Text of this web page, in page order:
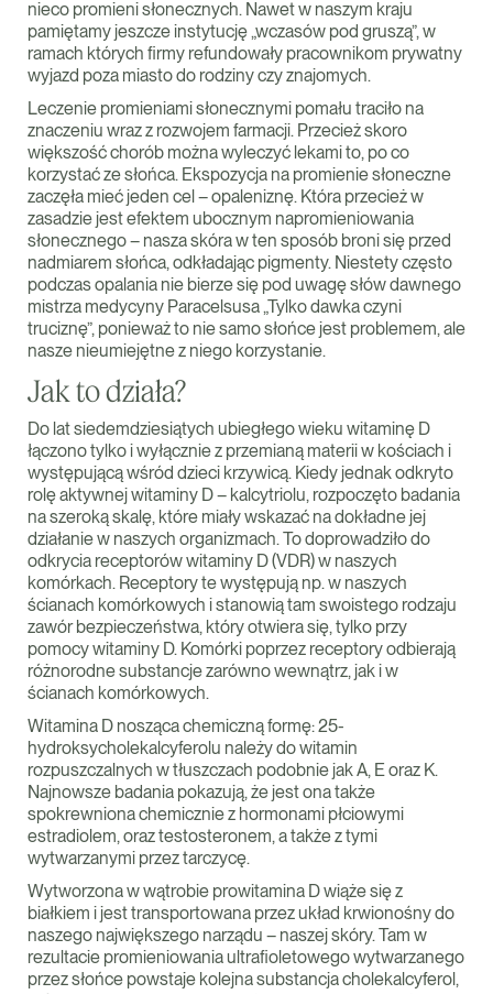
nieco promieni słonecznych. Nawet w naszym kraju
pamiętamy jeszcze instytucję „wczasów pod gruszą”, w
ramach których firmy refundowały pracownikom prywatny
wyjazd poza miasto do rodziny czy znajomych.
Leczenie promieniami słonecznymi pomału traciło na
znaczeniu wraz z rozwojem farmacji. Przecież skoro
większość chorób można wyleczyć lekami to, po co
korzystać ze słońca. Ekspozycja na promienie słoneczne
zaczęła mieć jeden cel – opaleniznę. Która przecież w
zasadzie jest efektem ubocznym napromieniowania
słonecznego – nasza skóra w ten sposób broni się przed
nadmiarem słońca, odkładając pigmenty. Niestety często
podczas opalania nie bierze się pod uwagę słów dawnego
mistrza medycyny Paracelsusa „Tylko dawka czyni
truciznę”, ponieważ to nie samo słońce jest problemem, ale
nasze nieumiejętne z niego korzystanie.
Jak to działa?
Do lat siedemdziesiątych ubiegłego wieku witaminę D
łączono tylko i wyłącznie z przemianą materii w kościach i
występującą wśród dzieci krzywicą. Kiedy jednak odkryto
rolę aktywnej witaminy D – kalcytriolu, rozpoczęto badania
na szeroką skalę, które miały wskazać na dokładne jej
działanie w naszych organizmach. To doprowadziło do
odkrycia receptorów witaminy D (VDR) w naszych
komórkach. Receptory te występują np. w naszych
ścianach komórkowych i stanowią tam swoistego rodzaju
zawór bezpieczeństwa, który otwiera się, tylko przy
pomocy witaminy D. Komórki poprzez receptory odbierają
różnorodne substancje zarówno wewnątrz, jak i w
ścianach komórkowych.
Witamina D nosząca chemiczną formę: 25-
hydroksycholekalcyferolu należy do witamin
rozpuszczalnych w tłuszczach podobnie jak A, E oraz K.
Najnowsze badania pokazują, że jest ona także
spokrewniona chemicznie z hormonami płciowymi
estradiolem, oraz testosteronem, a także z tymi
wytwarzanymi przez tarczycę.
Wytworzona w wątrobie prowitamina D wiąże się z
białkiem i jest transportowana przez układ krwionośny do
naszego największego narządu – naszej skóry. Tam w
rezultacie promieniowania ultrafioletowego wytwarzanego
przez słońce powstaje kolejna substancja cholekalcyferol,